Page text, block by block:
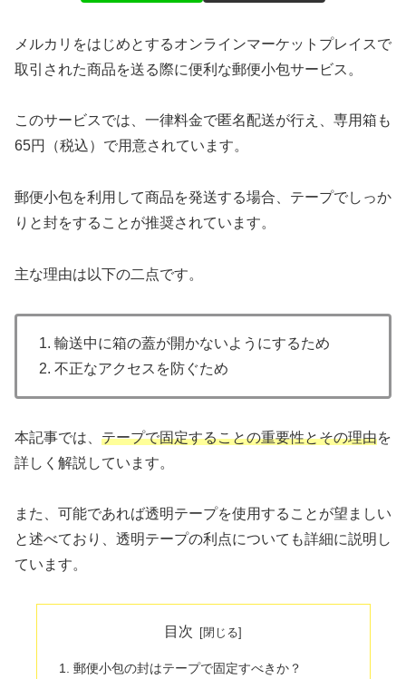
メルカリをはじめとするオンラインマーケットプレイスで
取引された商品を送る際に便利な郵便小包サービス。
このサービスでは、一律料金で匿名配送が行え、専用箱も
65円（税込）で用意されています。
郵便小包を利用して商品を発送する場合、テープでしっか
りと封をすることが推奨されています。
主な理由は以下の二点です。
1. 輸送中に箱の蓋が開かないようにするため
2. 不正なアクセスを防ぐため
本記事では、 テープで固定することの重要性とその理由を
詳しく解説しています。
また、可能であれば透明テープを使用することが望ましい
と述べており、透明テープの利点についても詳細に説明し
ています。
目次
郵便小包の封はテープで固定すべきか？